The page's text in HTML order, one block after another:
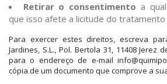
Retirar o consentimento a
que isso afete a licitude do
Para exercer estes direitos, escreva
Jardines, S.L., Pol. Bertola 31, 11408 Jerez
para o endereço de e-mail
cópia de um documento que comprove a